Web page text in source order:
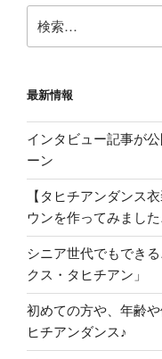
索:
最新情報
インタビュー記事が
ーン
【タヒチアンダンス
ウンを作ってみました
シニア世代でもでき
クス・タヒチアン」
初めての方や、年齢
ヒチアンダンス♪